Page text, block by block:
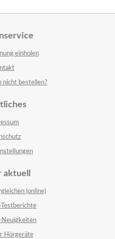
einholen
nicht bestellen?
aktuell
(online)
Neuigkeiten
Hörgeräte